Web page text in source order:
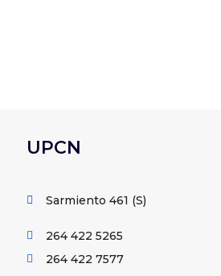
UPCN
 Sarmiento 461 (S)
 264 422 5265

264 422 7577